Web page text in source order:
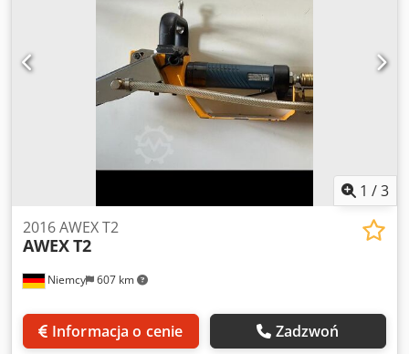
zone heating 3 transverse drives 3 longitudinal drives 2 die
mounting plates - honeycomb High-speed suction feeder
Dwedpoy Iy Uqjfx Amaea The machine is in excellent
condition, after renovation. Modernized electrical cabinet
to current standards, latest control system (automatic
contactors) Frame for mounting the die-cutting
1 /3
Niemcy 607 km
2016 AWEX T2
AWEXT2
Informacja o cenie Zadzwoń